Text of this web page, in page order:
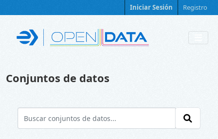
Iniciar Sesión Registro
Conjuntos de datos